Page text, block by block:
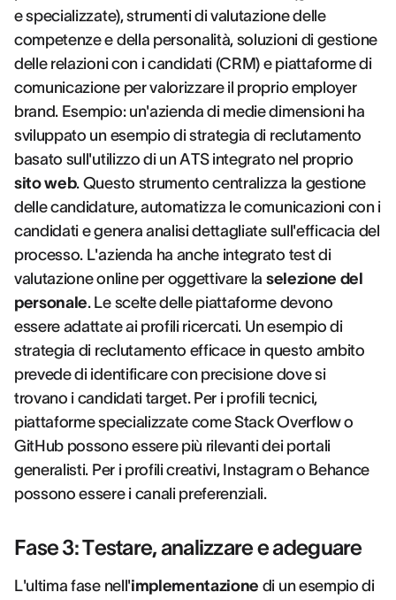
e specializzate), strumenti di valutazione delle
competenze e della personalità, soluzioni di gestione
delle relazioni con i candidati (CRM) e piattaforme di
comunicazione per valorizzare il proprio employer
brand. Esempio: un'azienda di medie dimensioni ha
sviluppato un esempio di strategia di reclutamento
basato sull'utilizzo di un ATS integrato nel proprio
sito web. Questo strumento centralizza la gestione
delle candidature, automatizza le comunicazioni con i
candidati e genera analisi dettagliate sull'efficacia del
processo. L'azienda ha anche integrato test di
valutazione online per oggettivare la selezione del
personale. Le scelte delle piattaforme devono
essere adattate ai profili ricercati. Un esempio di
strategia di reclutamento efficace in questo ambito
prevede di identificare con precisione dove si
trovano i candidati target. Per i profili tecnici,
piattaforme specializzate come Stack Overflow o
GitHub possono essere più rilevanti dei portali
generalisti. Per i profili creativi, Instagram o Behance
possono essere i canali preferenziali.
Fase 3: Testare, analizzare e adeguare
L'ultima fase nell'implementazione di un esempio di